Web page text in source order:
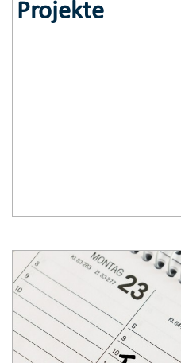
Projekte